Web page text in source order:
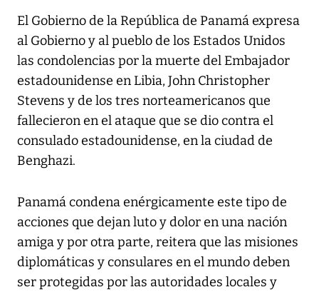
El Gobierno de la República de Panamá expresa
al Gobierno y al pueblo de los Estados Unidos
las condolencias por la muerte del Embajador
estadounidense en Libia, John Christopher
Stevens y de los tres norteamericanos que
fallecieron en el ataque que se dio contra el
consulado estadounidense, en la ciudad de
Benghazi.
Panamá condena enérgicamente este tipo de
acciones que dejan luto y dolor en una nación
amiga y por otra parte, reitera que las misiones
diplomáticas y consulares en el mundo deben
ser protegidas por las autoridades locales y